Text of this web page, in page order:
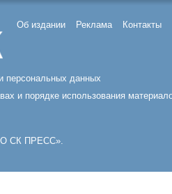
Об издании Реклама Контакты
персональных данных
и порядке использования
СК ПРЕСС».